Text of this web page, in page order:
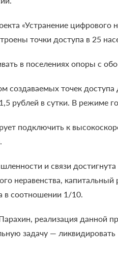
«Устранение
точки доступа в 25
в поселениях опоры с
точек доступа
рублей в сутки. В режиме
подключить к
и связи
неравенства,
в соотношении 1/10.
реализация данной
задачу —